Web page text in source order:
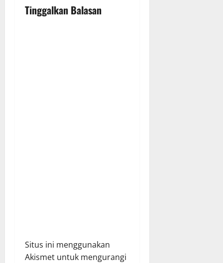
i
Tinggalkan Balasan
Situs ini menggunakan
Akismet untuk mengurangi